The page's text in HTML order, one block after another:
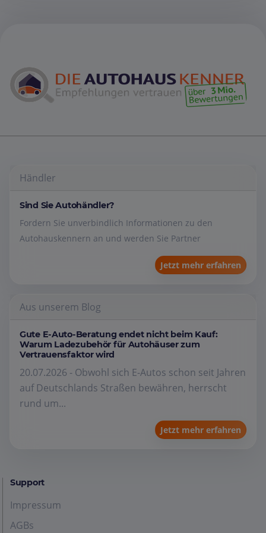
Händler
Sind Sie Autohändler?
Fordern Sie unverbindlich Informationen zu den
Autohauskennern an und werden Sie Partner
Jetzt mehr erfahren
Aus unserem Blog
Gute E-Auto-Beratung endet nicht beim Kauf:
Warum Ladezubehör für Autohäuser zum
Vertrauensfaktor wird
20.07.2026 - Obwohl sich E-Autos schon seit Jahren
auf Deutschlands Straßen bewähren, herrscht
rund um...
Jetzt mehr erfahren
Support
Impressum
AGBs